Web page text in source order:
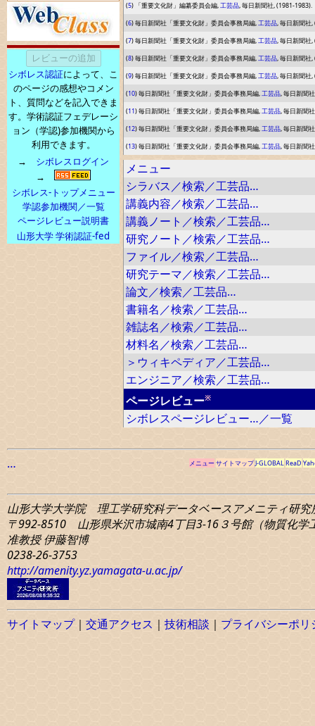
シボレス認証によって、こ
のページの感想やコメン
ト、質問などを記入できま
す。学術認証フェデレーシ
ョン（学認)参加機関から
利用できます。
→ シボレスログイン
→
シボレス-トップメニュー
学認参加機関／一覧
ページレビュー説明書
山形大学 学術認証-fed
(5) 「重要文化財」編纂委員会編,工芸品, 毎日新聞社, (1981-1983).
(6) 毎日新聞社「重要文化財」委員会事務局編,工芸品, 毎日新聞社,
(7) 毎日新聞社「重要文化財」委員会事務局編,工芸品, 毎日新聞社,
(8) 毎日新聞社「重要文化財」委員会事務局編,工芸品, 毎日新聞社,
(9) 毎日新聞社「重要文化財」委員会事務局編,工芸品, 毎日新聞社,
(10) 毎日新聞社「重要文化財」委員会事務局編,工芸品, 毎日新聞
(11) 毎日新聞社「重要文化財」委員会事務局編,工芸品, 毎日新聞
(12) 毎日新聞社「重要文化財」委員会事務局編,工芸品, 毎日新聞
(13) 毎日新聞社「重要文化財」委員会事務局編,工芸品, 毎日新聞
メニュー
シラバス／検索／工芸品…
講義内容／検索／工芸品…
講義ノート／検索／工芸品…
研究ノート／検索／工芸品…
ファイル／検索／工芸品…
研究テーマ／検索／工芸品…
論文／検索／工芸品…
書籍名／検索／工芸品…
雑誌名／検索／工芸品…
材料名／検索／工芸品…
＞ウィキペディア／工芸品…
エンジニア／検索／工芸品…
ページレビュー※
シボレスページレビュー…／一覧
… メニューサイトマップJ-GLOBALReaD
山形大学大学院 理工学研究科データベースアメニティ研究
〒992-8510 山形県米沢市城南4丁目3-16３号館（物質化学
准教授 伊藤智博
0238-26-3753
http://amenity.yz.yamagata-u.ac.jp/
サイトマップ｜ 交通アクセス ｜ 技術相談 ｜ プライバシーポリ